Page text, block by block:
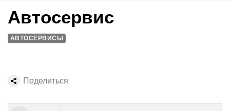
Автосервис
АВТОСЕРВИСЫ
Поделиться